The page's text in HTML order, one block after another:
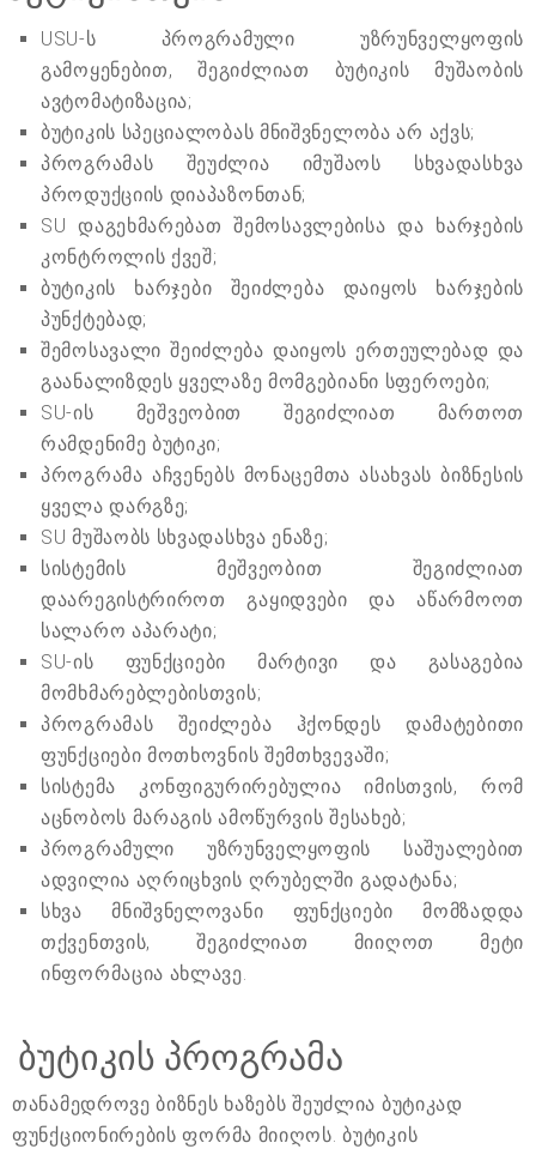
USU-ს პროგრამული უზრუნველყოფის
გამოყენებით, შეგიძლიათ ბუტიკის მუშაობის
ავტომატიზაცია;
ბუტიკის სპეციალობას მნიშვნელობა არ აქვს;
პროგრამას შეუძლია იმუშაოს სხვადასხვა
პროდუქციის დიაპაზონთან;
SU დაგეხმარებათ შემოსავლებისა და ხარჯების
კონტროლის ქვეშ;
ბუტიკის ხარჯები შეიძლება დაიყოს ხარჯების
პუნქტებად;
შემოსავალი შეიძლება დაიყოს ერთეულებად და
გაანალიზდეს ყველაზე მომგებიანი სფეროები;
SU-ის მეშვეობით შეგიძლიათ მართოთ
რამდენიმე ბუტიკი;
პროგრამა აჩვენებს მონაცემთა ასახვას ბიზნესის
ყველა დარგზე;
SU მუშაობს სხვადასხვა ენაზე;
სისტემის მეშვეობით შეგიძლიათ
დაარეგისტრიროთ გაყიდვები და აწარმოოთ
სალარო აპარატი;
SU-ის ფუნქციები მარტივი და გასაგებია
მომხმარებლებისთვის;
პროგრამას შეიძლება ჰქონდეს დამატებითი
ფუნქციები მოთხოვნის შემთხვევაში;
სისტემა კონფიგურირებულია იმისთვის, რომ
აცნობოს მარაგის ამოწურვის შესახებ;
პროგრამული უზრუნველყოფის საშუალებით
ადვილია აღრიცხვის ღრუბელში გადატანა;
სხვა მნიშვნელოვანი ფუნქციები მომზადდა
თქვენთვის, შეგიძლიათ მიიღოთ მეტი
ინფორმაცია ახლავე.
ბუტიკის პროგრამა
თანამედროვე ბიზნეს ხაზებს შეუძლია ბუტიკად
ფუნქციონირების ფორმა მიიღოს. ბუტიკის